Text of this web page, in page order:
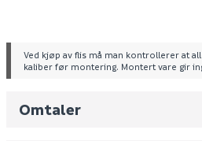
dokument.
Spesifikasjoner
Gulvflis
Frostsikker
Ved kjøp av flis må man kontrollerer at
kaliber før montering. Montert vare gir
Omtaler
Nobb No